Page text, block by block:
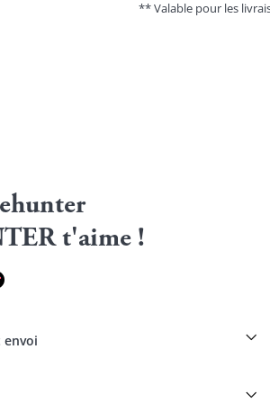
** Valable pour les
t'aime !
envoi